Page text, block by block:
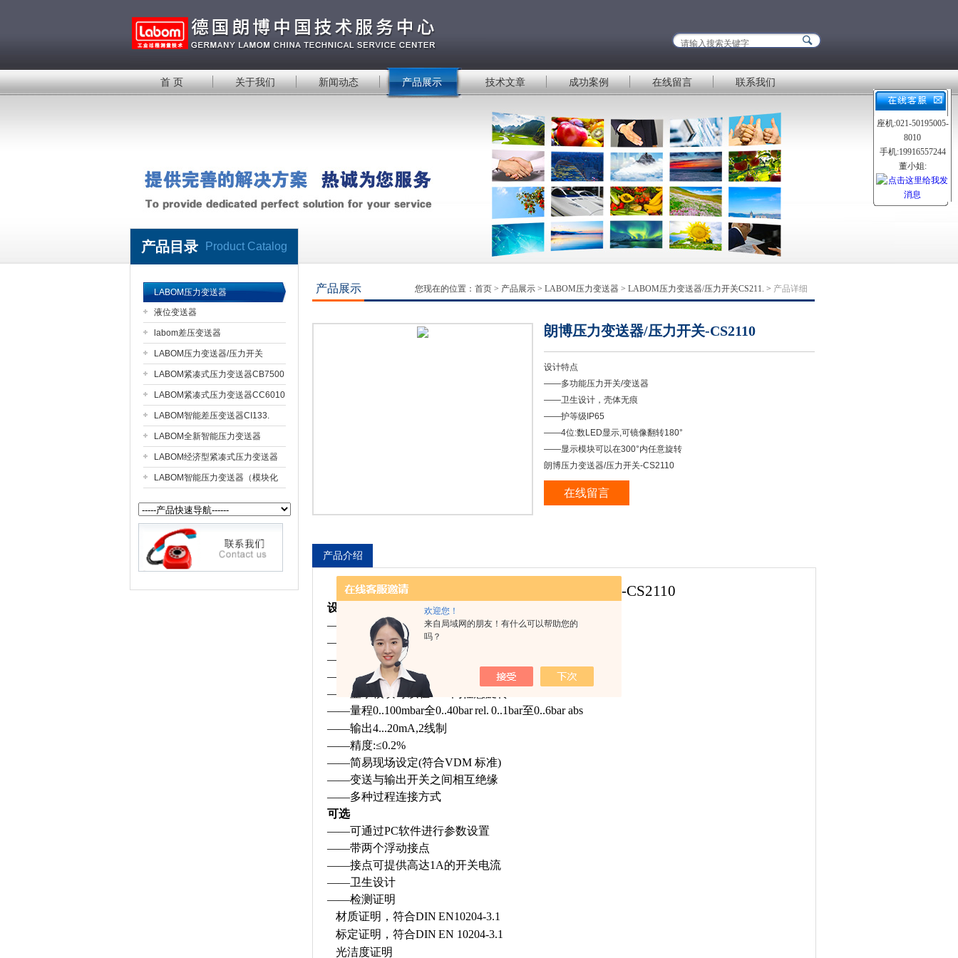
欢迎您！
来自局域网的朋友！有什么可以帮助您的
吗？
公司名称
首 页 关于我们 新闻动态 产品展示 技术文章 成功案例 在线留言 联系我们
产品目录 Product Catalog
LABOM压力变送器
液位变送器
labom差压变送器
LABOM压力变送器/压力开关
CS211.
LABOM紧凑式压力变送器CB7500
LABOM紧凑式压力变送器CC6010
LABOM智能差压变送器CI133.
LABOM全新智能压力变送器
CI4110
LABOM经济型紧凑式压力变送器
CC7510
LABOM智能压力变送器（模块化
产品展示 您现在的位置： 首页 > 产品展示 > LABOM压力变送器 > LABOM压力变送器/压力开关CS211. > 产品详细
朗博压力变送器/压力开关-CS2110
设计特点
——多功能压力开关/变送器
——卫生设计，壳体无痕
——护等级IP65
——4位:数LED显示,可镜像翻转180°
——显示模块可以在300°内任意旋转
朗博压力变送器/压力开关-CS2110
在线留言
产品介绍
/压力开关-CS2110
设计特点
——
多功能压力开关/变送器
——
卫生设计，壳体无痕
——
护等级IP65
——
4位:数LED显示,可镜像翻转180°
—— 显示模块可以在300
——量程0..100mbar全0..40barrel. 0..1bar至0..6bar abs
——输出4...20mA,2线制
——精度:≤0.2%
——简易现场设定(符合VDM 标准)
——变送与输出开关之间相互绝缘
——多种过程连接方式
可选
——可通过PC软件进行参数设置
——带两个浮动接点
——接点可提供高达1A的开关电流
——卫生设计
——检测证明
材质证明，符合DIN EN10204-3.1
标定证明，符合DIN EN 10204-3.1
光洁度证明
座机:021-50195005-
8010
手机:19916557244
董小姐: